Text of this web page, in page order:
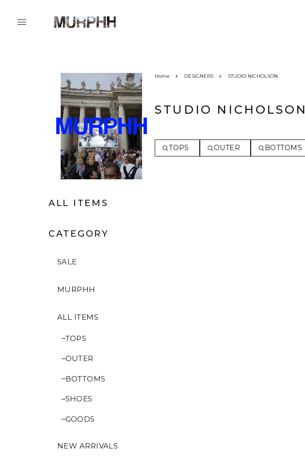
ALL ITEMS
CATEGORY
SALE
MURPHH
ALL ITEMS
TOPS
OUTER
BOTTOMS
SHOES
GOODS
NEW ARRIVALS
Home DESIGNERS STUDIO NICHOLSON
STUDIO NICHOLSON
TOPS OUTER BOTTOMS